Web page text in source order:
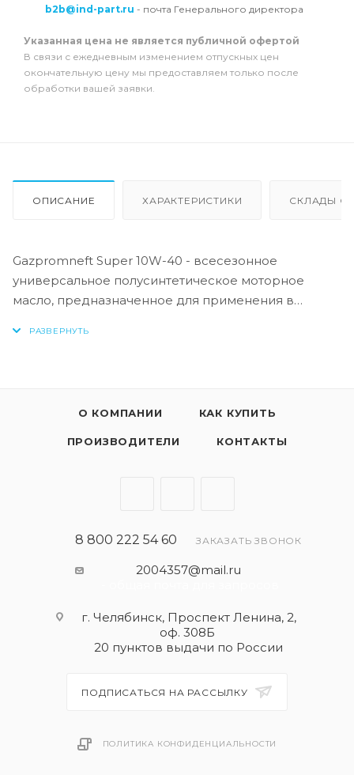
b2b@ind-part.ru - почта Генерального директора
Указанная цена не является публичной офертой
В связи с ежедневным изменением отпускных цен
окончательную цену мы предоставляем только после
обработки вашей заявки.
ОПИСАНИЕ ХАРАКТЕРИСТИКИ СКЛАДЫ
Gazpromneft Super 10W-40 - всесезонное
универсальное полусинтетическое моторное
масло, предназначенное для применения в
срок его службы. Дополнительное введение
противоизносной и моющей присадок
ПАО "АВТОВАЗ"
О КОМПАНИИ КАК КУПИТЬ
ПРОИЗВОДИТЕЛИ КОНТАКТЫ
8 800 222 54 60 ЗАКАЗАТЬ ЗВОНОК
2004357@mail.ru
г. Челябинск, Проспект Ленина, 2,
оф. 308Б
20 пунктов выдачи по России
ПОДПИСАТЬСЯ НА РАССЫЛКУ
ПОЛИТИКА КОНФИДЕНЦИАЛЬНОСТИ